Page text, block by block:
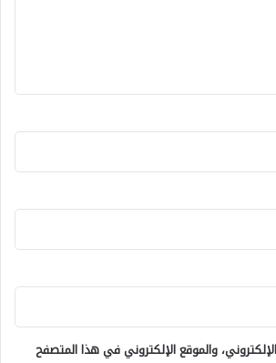
والموقع الإلكتروني في هذا المتصفح